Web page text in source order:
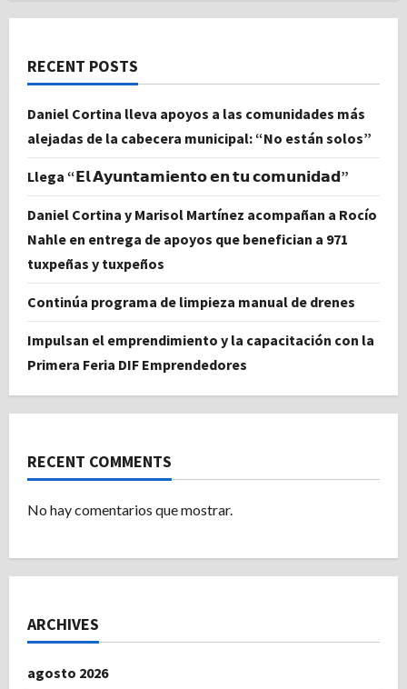
RECENT POSTS
Daniel Cortina lleva apoyos a las comunidades más
alejadas de la cabecera municipal: “No están solos”
Llega “𝗘𝗹 𝗔𝘆𝘂𝗻𝘁𝗮𝗺𝗶𝗲𝗻𝘁𝗼 𝗲𝗻 𝘁𝘂 𝗰𝗼𝗺𝘂𝗻𝗶𝗱𝗮𝗱”
Daniel Cortina y Marisol Martínez acompañan a Rocío
Nahle en entrega de apoyos que benefician a 971
tuxpeñas y tuxpeños
Continúa programa de limpieza manual de drenes
Impulsan el emprendimiento y la capacitación con la
Primera Feria DIF Emprendedores
RECENT COMMENTS
No hay comentarios que mostrar.
ARCHIVES
agosto 2026